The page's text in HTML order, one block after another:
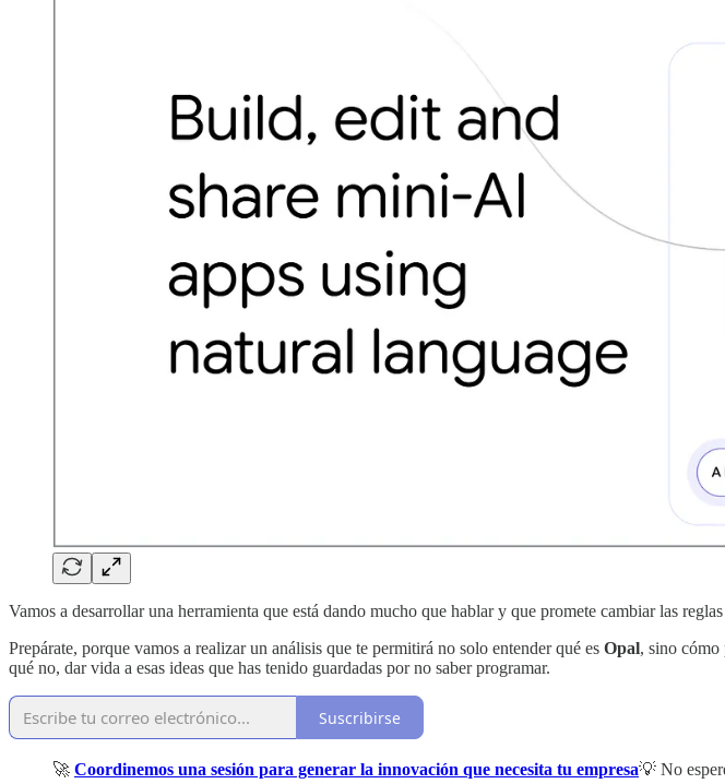
Vamos a desarrollar una herramienta que está dando mucho que hablar y que promete cambiar las
Prepárate, porque vamos a realizar un análisis que te permitirá no solo entender qué es Opal, sino cómo
qué no, dar vida a esas ideas que has tenido guardadas por no saber programar.
Suscribirse
🚀 Coordinemos una sesión para generar la innovación que necesita tu empresa💡 No